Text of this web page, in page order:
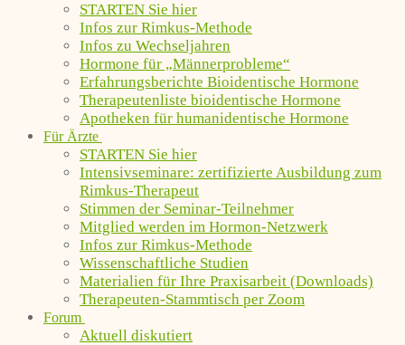
STARTEN Sie hier
Infos zur Rimkus-Methode
Infos zu Wechseljahren
Hormone für „Männerprobleme“
Erfahrungsberichte Bioidentische Hormone
Therapeutenliste bioidentische Hormone
Apotheken für humanidentische Hormone
Für Ärzte
STARTEN Sie hier
Intensivseminare: zertifizierte Ausbildung zum
Rimkus-Therapeut
Stimmen der Seminar-Teilnehmer
Mitglied werden im Hormon-Netzwerk
Infos zur Rimkus-Methode
Wissenschaftliche Studien
Materialien für Ihre Praxisarbeit (Downloads)
Therapeuten-Stammtisch per Zoom
Forum
Aktuell diskutiert